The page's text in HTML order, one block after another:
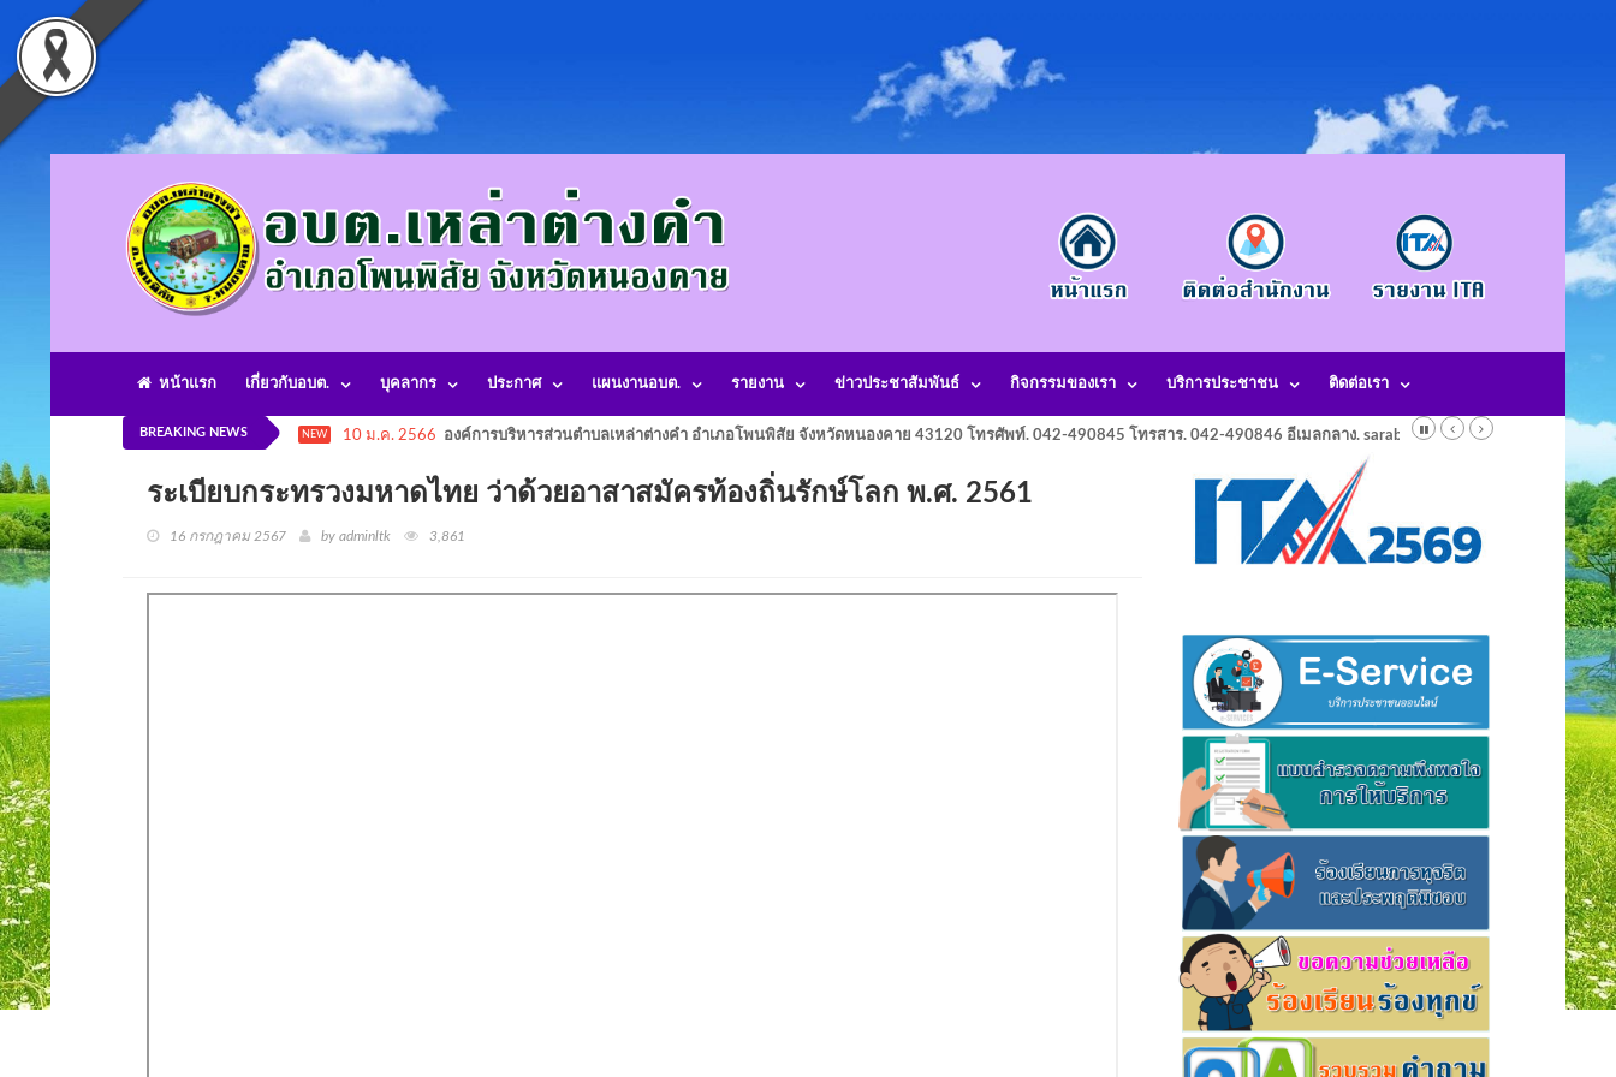
หน้าแรก เกี่ยวกับอบต. บุคลากร ประกาศ แผนงานอบต. รายงาน ข่าวประชาสัมพันธ์ กิจกรรมของเรา บริการประชาชน ติดต่อเรา
BREAKING NEWS NEW 10 ม.ค. 2566 องค์การบริหารส่วนตำบลเหล่าต่างคำ อำเภอโพนพิสัย จังหวัดหนองคาย 43120 โทรศัพท์. 042-490845 โทรสาร. 042-490846 อีเมลกลาง. saraban@laotangkham.go.th
ระเบียบกระทรวงมหาดไทย ว่าด้วยอาสาสมัครท้องถิ่นรักษ์โลก พ.ศ. 2561
16 กรกฎาคม 2567 by adminltk 3,861